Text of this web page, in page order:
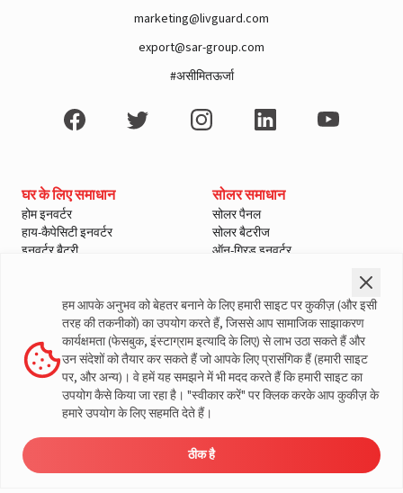
View this post on Instagram
A post shared by LivguardEnergy (@livguardenergy)
marketing@livguard.com
export@sar-group.com
#असीमितऊर्जा
घर के लिए समाधान
होम इनवर्टर
हाय-कैपेसिटी इनवर्टर
इनवर्टर बैटरी
Lithium X
Lithium XDT
ऑटोमोटिव समाधान
2-पहिया
3-पहिया बैटरी
यात्री वाहन
व्यापारिक वाहन
खेत वाहन
ई-रिक्शा बैटरीज
ई-रिक्शा चार्जर
सोलर समाधान
सोलर पैनल
सोलर बैटरीज
ऑन-ग्रिड इनवर्टर
सोलर चार्ज कंट्रोलर
सोलर मैनेजमेंट यूनिट
खरीदारी उपकरण
कीमत जाँचे
ऑफर्स
लोड कैलकुलेटर - होम
सोलर बचत कैलकुलेटर
ब्रोशर डाउनलोड करें
डीलर ढूँढें
हम आपके अनुभव को बेहतर बनाने के लिए हमारी साइट पर कुकीज़ (और इसी
तरह की तकनीकों) का उपयोग करते हैं, जिससे आप सामाजिक साझाकरण
कार्यक्षमता (फेसबुक, इंस्टाग्राम इत्यादि के लिए) से लाभ उठा सकते हैं और
उन संदेशों को तैयार कर सकते हैं जो आपके लिए प्रासंगिक हैं (हमारी साइट
पर, और अन्य)। वे हमें यह समझने में भी मदद करते हैं कि हमारी साइट का
उपयोग कैसे किया जा रहा है। "स्वीकार करें" पर क्लिक करके आप कुकीज़ के
हमारे उपयोग के लिए सहमति देते हैं।
ठीक है